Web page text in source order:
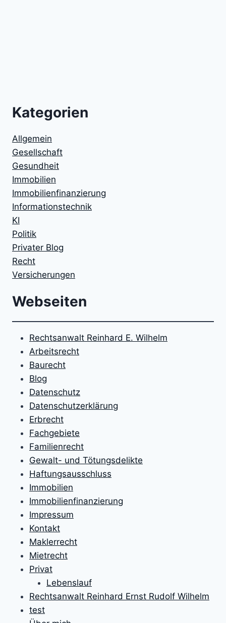
Kategorien
Allgemein
Gesellschaft
Gesundheit
Immobilien
Immobilienfinanzierung
Informationstechnik
KI
Politik
Privater Blog
Recht
Versicherungen
Webseiten
Rechtsanwalt Reinhard E. Wilhelm
Arbeitsrecht
Baurecht
Blog
Datenschutz
Datenschutzerklärung
Erbrecht
Fachgebiete
Familienrecht
Gewalt- und Tötungsdelikte
Haftungsausschluss
Immobilien
Immobilienfinanzierung
Impressum
Kontakt
Maklerrecht
Mietrecht
Privat
Lebenslauf
Rechtsanwalt Reinhard Ernst Rudolf Wilhelm
test